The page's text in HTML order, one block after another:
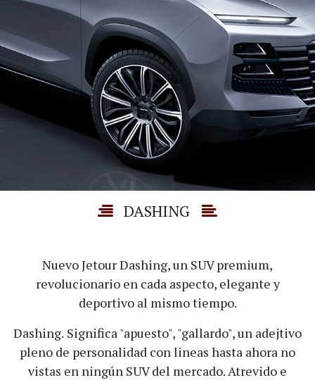
DASHING
Nuevo Jetour Dashing, un SUV premium,
revolucionario en cada aspecto, elegante y
deportivo al mismo tiempo.
Dashing. Significa "apuesto", "gallardo", un adejtivo
pleno de personalidad con lineas hasta ahora no
vistas en ningún SUV del mercado. Atrevido e